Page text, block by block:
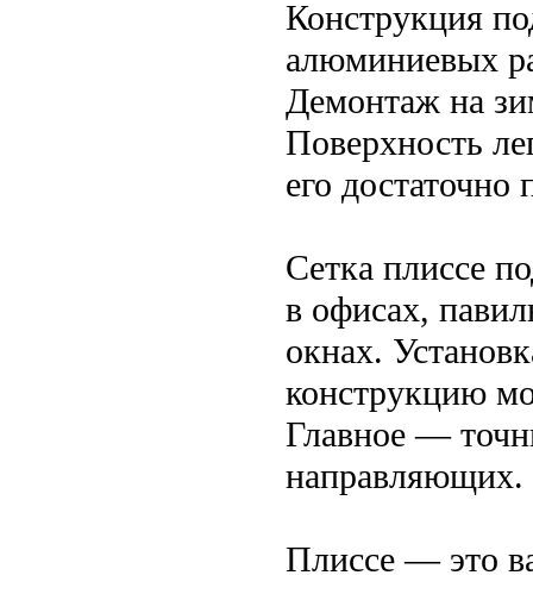
Конструкция
алюминиевых
Демонтаж на
Поверхность
его достаточно
Сетка плиссе
в офисах,
окнах.
конструкцию
Главное —
направляющих.
Плиссе — это